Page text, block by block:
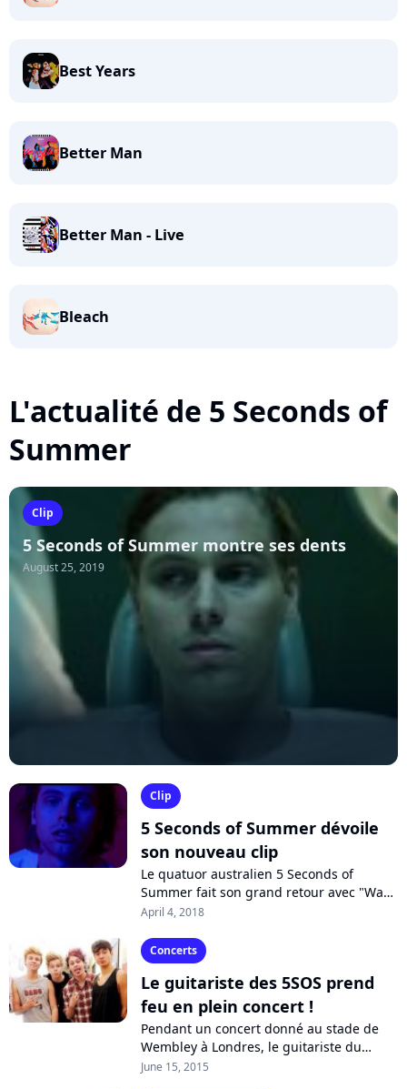
Best Years
Better Man
Better Man - Live
Bleach
L'actualité de 5 Seconds of
Summer
Clip
5 Seconds of Summer montre ses dents
August 25, 2019
Clip
5 Seconds of Summer dévoile
son nouveau clip
Le quatuor australien 5 Seconds of
Summer fait son grand retour avec "Want
You Back", premier single en deux ans.
April 4, 2018
Concerts
Le guitariste des 5SOS prend
feu en plein concert !
Pendant un concert donné au stade de
Wembley à Londres, le guitariste du
groupe 5 Seconds Of Summer a été
June 15, 2015